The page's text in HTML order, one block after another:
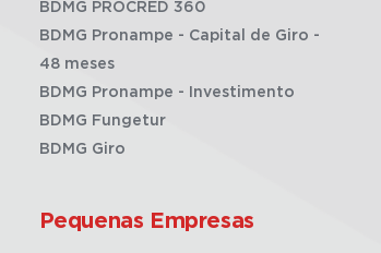
BDMG PROCRED 360
BDMG Pronampe - Capital de Giro -
48 meses
BDMG Pronampe - Investimento
BDMG Fungetur
BDMG Giro
Pequenas Empresas